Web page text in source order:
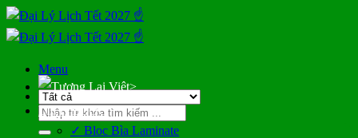
Bỏ
qua
nội
Menu
Tìm
kiếm:
>
LỊCH BLOC
✓ Bloc Bìa Laminate